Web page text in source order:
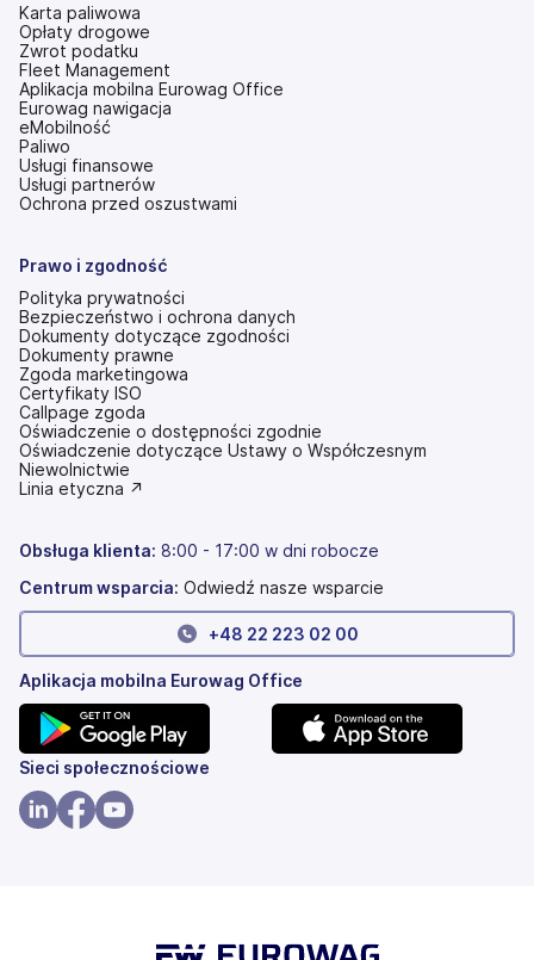
Karta paliwowa
Opłaty drogowe
Zwrot podatku
Fleet Management
Aplikacja mobilna Eurowag Office
Eurowag nawigacja
eMobilność
Paliwo
Usługi finansowe
Usługi partnerów
Ochrona przed oszustwami
Prawo i zgodność
Polityka prywatności
Bezpieczeństwo i ochrona danych
Dokumenty dotyczące zgodności
Dokumenty prawne
Zgoda marketingowa
Certyfikaty ISO
Callpage zgoda
Oświadczenie o dostępności zgodnie
(otwiera
się
w
Oświadczenie dotyczące Ustawy o Współczesnym
Niewolnictwie
(otwiera
nowej
karcie)
Linia etyczna ↗
Obsługa klienta: 8:00 - 17:00 w dni robocze
Centrum wsparcia: Odwiedź nasze wsparcie
+48 22 223 02 00
Aplikacja mobilna Eurowag Office
(otwiera
się
w
Sieci społecznościowe